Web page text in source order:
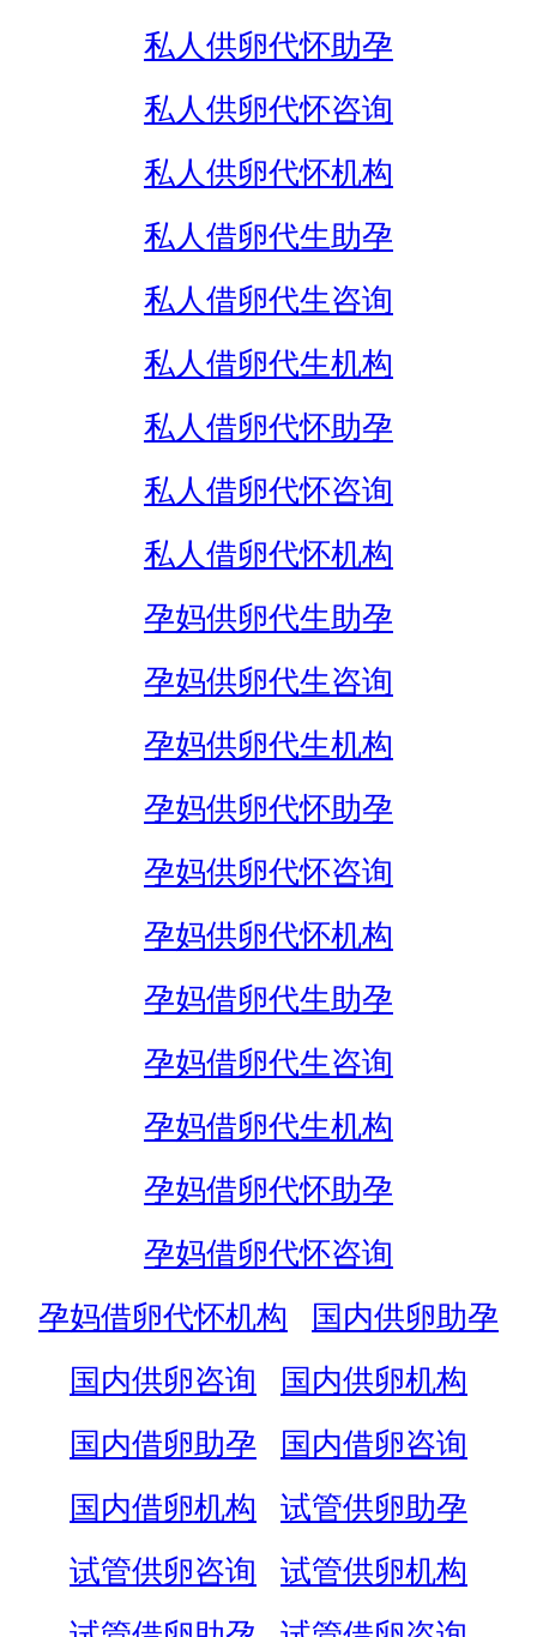
私人供卵代怀助孕
私人供卵代怀咨询
私人供卵代怀机构
私人借卵代生助孕
私人借卵代生咨询
私人借卵代生机构
私人借卵代怀助孕
私人借卵代怀咨询
私人借卵代怀机构
孕妈供卵代生助孕
孕妈供卵代生咨询
孕妈供卵代生机构
孕妈供卵代怀助孕
孕妈供卵代怀咨询
孕妈供卵代怀机构
孕妈借卵代生助孕
孕妈借卵代生咨询
孕妈借卵代生机构
孕妈借卵代怀助孕
孕妈借卵代怀咨询
孕妈借卵代怀机构
国内供卵助孕
国内供卵咨询
国内供卵机构
国内借卵助孕
国内借卵咨询
国内借卵机构
试管供卵助孕
试管供卵咨询
试管供卵机构